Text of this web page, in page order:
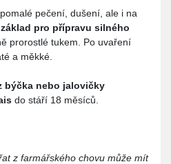
pečení, dušení, ale i na
pro přípravu silného
prorostlé tukem. Po uvaření
a měkké.
býčka nebo jalovičky
do stáří 18 měsíců.
z farmářského chovu může mít